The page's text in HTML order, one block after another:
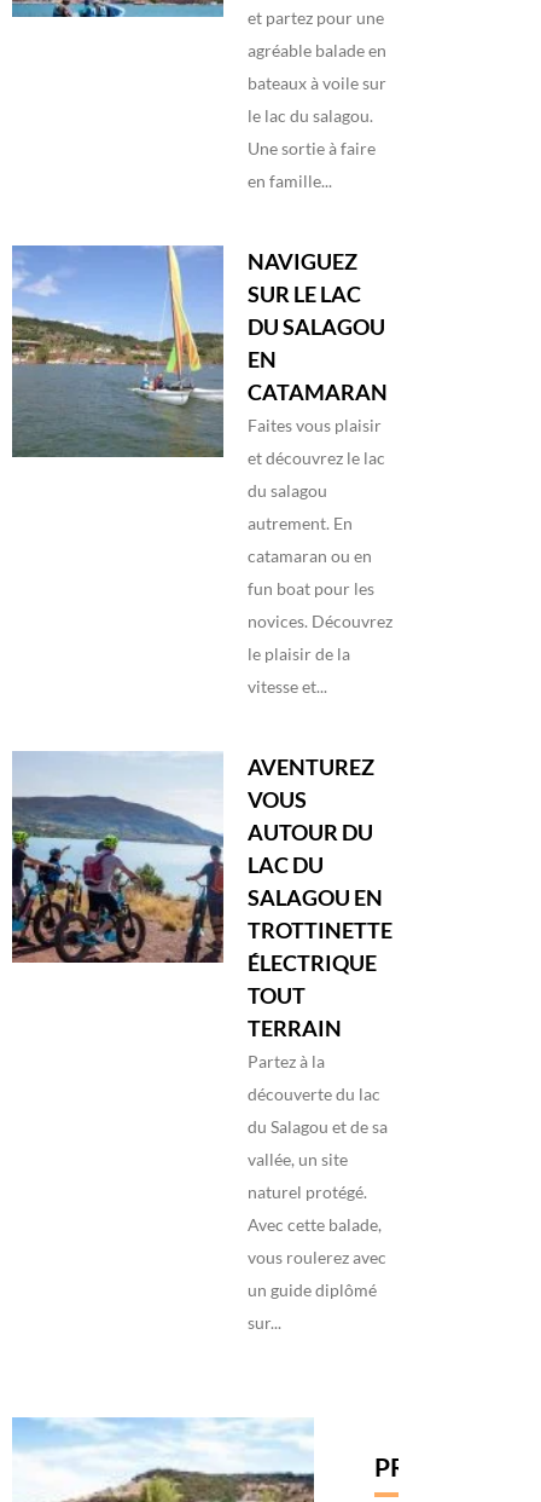
et partez pour une
agréable balade en
bateaux à voile sur
le lac du salagou.
Une sortie à faire
en famille...
NAVIGUEZ
SUR LE LAC
DU SALAGOU
EN
CATAMARAN
Faites vous plaisir
et découvrez le lac
du salagou
autrement. En
catamaran ou en
fun boat pour les
novices. Découvrez
le plaisir de la
vitesse et...
AVENTUREZ
VOUS
AUTOUR DU
LAC DU
SALAGOU EN
TROTTINETTE
ÉLECTRIQUE
TOUT
TERRAIN
Partez à la
découverte du lac
du Salagou et de sa
vallée, un site
naturel protégé.
Avec cette balade,
vous roulerez avec
un guide diplômé
sur...
PRESTATAIRE